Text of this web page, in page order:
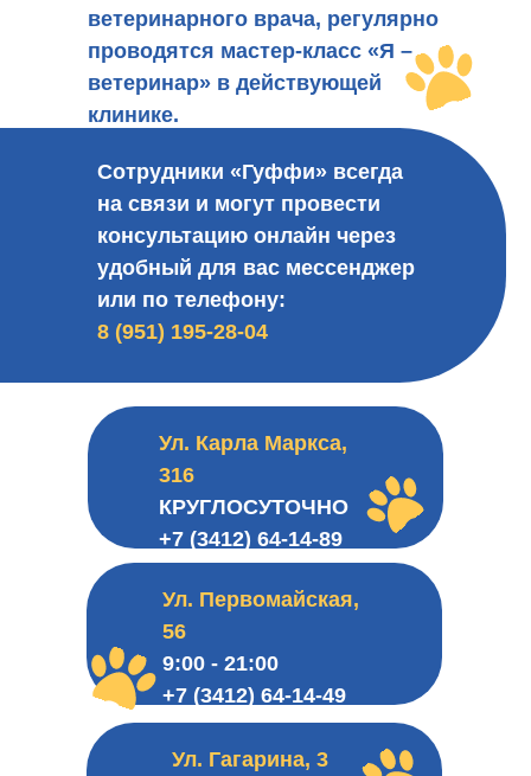
Ул. Карла Маркса,
316
КРУГЛОСУТОЧНО
+7 (3412) 64-14-89
Ул. Первомайская,
56
9:00 - 21:00
+7 (3412) 64-14-49
Ул. Гагарина, 3
ветеринарного врача, регулярно
проводятся мастер-класс «Я –
ветеринар» в действующей
клинике.
Сотрудники «Гуффи» всегда
на связи и могут провести
консультацию онлайн через
удобный для вас мессенджер
или по телефону:
8 (951) 195-28-04